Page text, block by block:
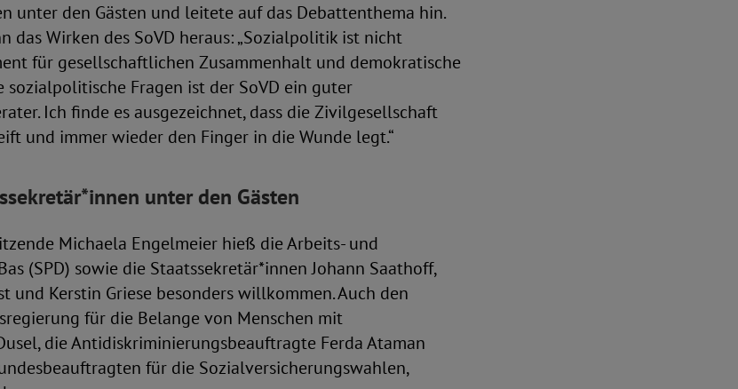
unter den Gästen und leitete auf das Debattenthema hin.
das Wirken des SoVD heraus: „Sozialpolitik ist nicht
für gesellschaftlichen Zusammenhalt und demokratische
sozialpolitische Fragen ist der SoVD ein guter
Ich finde es ausgezeichnet, dass die Zivilgesellschaft
und immer wieder den Finger in die Wunde legt.“
unter den Gästen
Michaela Engelmeier hieß die Arbeits- und
(SPD) sowie die Staatssekretär*innen Johann Saathoff,
und Kerstin Griese besonders willkommen. Auch den
für die Belange von Menschen mit
die Antidiskriminierungsbeauftragte Ferda Ataman
für die Sozialversicherungswahlen,